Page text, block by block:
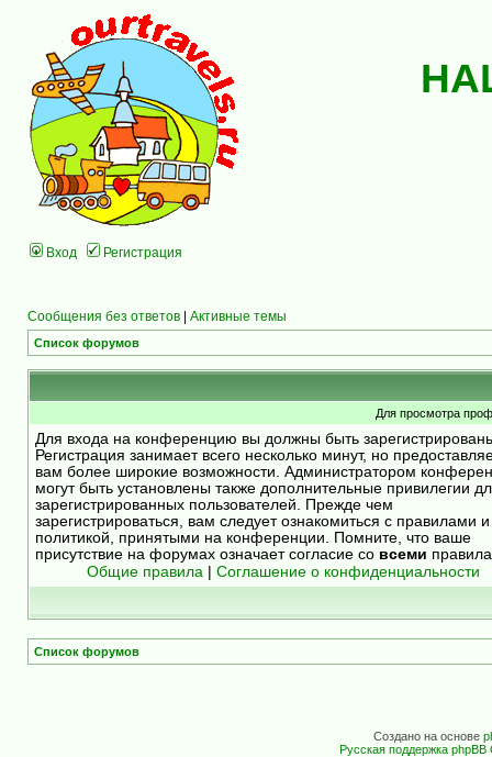
Вход Регистрация
Сообщения без ответов | Активные темы
Список форумов
Для просмотра
Для входа на конференцию вы должны быть
Регистрация занимает всего несколько минут, но
вам более широкие возможности. Администратором
могут быть установлены также дополнительные привилегии
зарегистрированных пользователей. Прежде чем
зарегистрироваться, вам следует ознакомиться с правилами и
политикой, принятыми на конференции. Помните, что ваше
присутствие на форумах означает согласие со всеми
Общие правила
Соглашение о конфиденциальности
Список форумов
Создано на основе
Русская поддержка phpBB